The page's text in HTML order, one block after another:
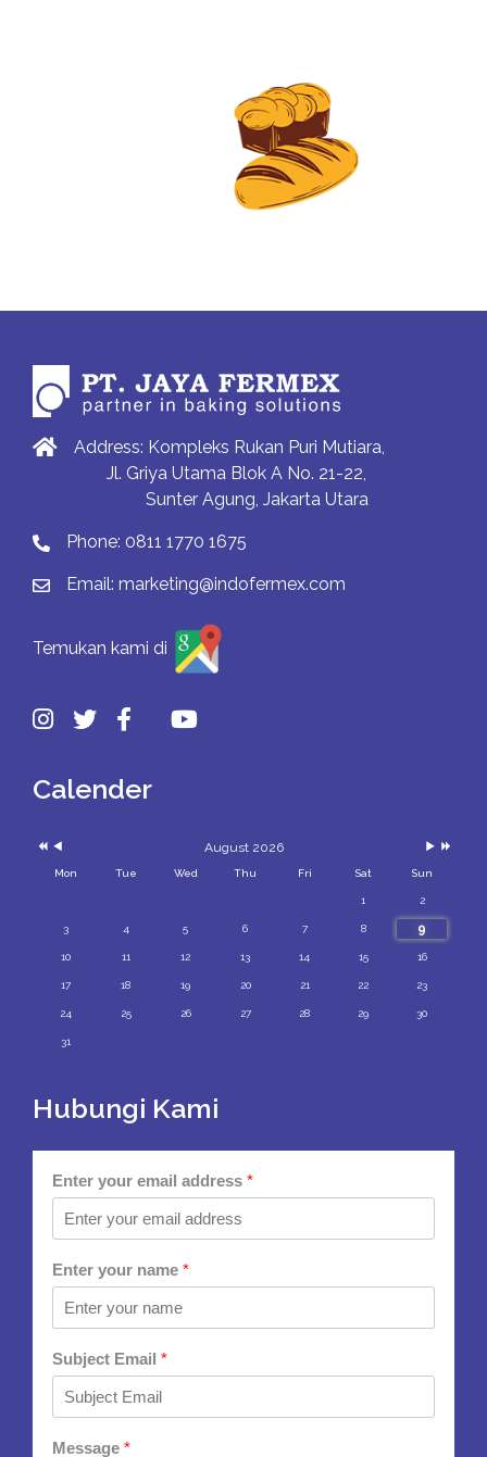
Address: Kompleks Rukan Puri Mutiara,
Jl. Griya Utama Blok A No. 21-22,
Sunter Agung, Jakarta Utara
Phone: 0811 1770 1675
Email: marketing@indofermex.com
Temukan kami di
Calender
August 2026
Mon Tue Wed Thu Fri Sat Sun
1 2
3 4 5 6 7 8 9
10 11 12 13 14 15 16
17 18 19 20 21 22 23
24 25 26 27 28 29 30
31
Hubungi Kami
Enter your email address *
Enter your name *
Subject Email *
Message *